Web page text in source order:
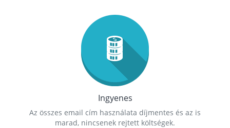
Ingyenes
Az összes email cím használata díjmentes és az is
marad, nincsenek rejtett költségek.